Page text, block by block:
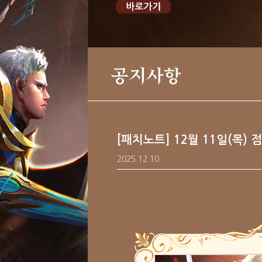
공지사항
[패치노트] 12월 11일(목)
2025.12.10